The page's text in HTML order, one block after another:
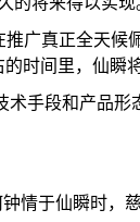
广真正全天
时间里，仙瞬
手段和产品
情于仙瞬时，